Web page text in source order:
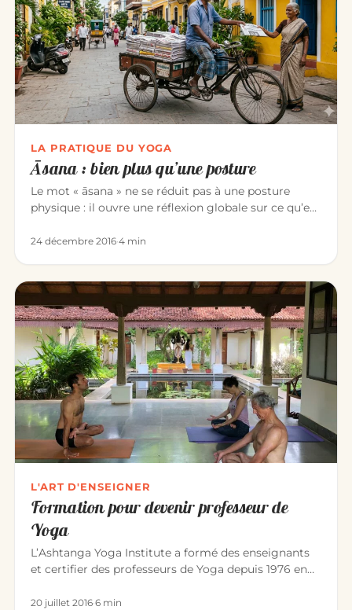
LA PRATIQUE DU YOGA
Āsana : bien plus qu’une posture
Le mot « āsana » ne se réduit pas à une posture
physique : il ouvre une réflexion globale sur ce qu’est
24 décembre 2016·4 min
L'ART D'ENSEIGNER
Formation pour devenir professeur de
Yoga
L’Ashtanga Yoga Institute a formé des enseignants
et certifier des professeurs de Yoga depuis 1976 en
20 juillet 2016·6 min